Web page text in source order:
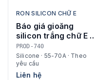
RON SILICON CHỮ E
Báo giá gioăng
silicon trắng chữ E ở
Thái Nguyên
PROD-740
Silicone · 55-70A · Theo
yêu cầu
Liên hệ